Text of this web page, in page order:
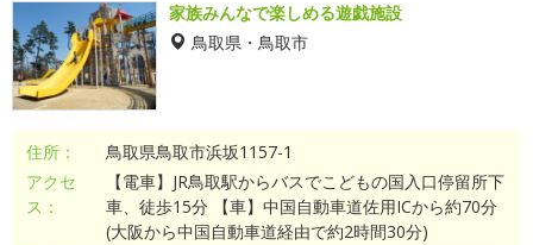
家族みんなで楽しめる遊戯施設
鳥取県・鳥取市
住所：
鳥取県鳥取市浜坂1157-1
アクセ
ス：
【電車】JR鳥取駅からバスでこどもの国入口停留所下
車、徒歩15分 【車】中国自動車道佐用ICから約70分
(大阪から中国自動車道経由で約2時間30分)